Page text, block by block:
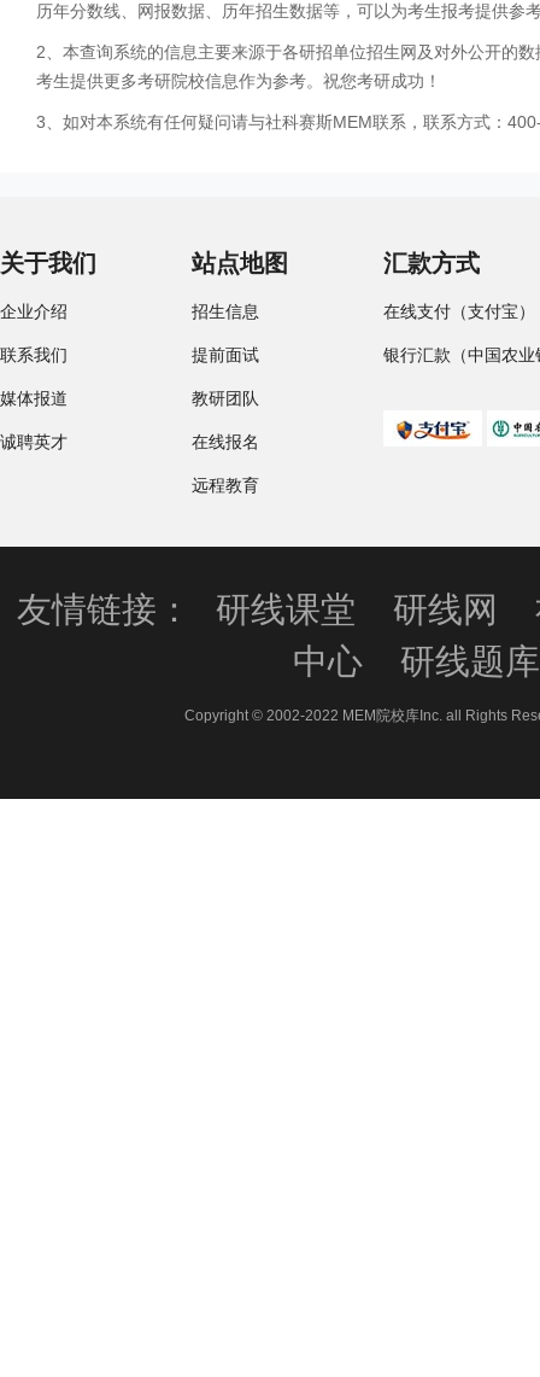
历年分数线、网报数据、历年招生数据等，可以为考生报考提供参
2、本查询系统的信息主要来源于各研招单位招生网及对外公开的
考生提供更多考研院校信息作为参考。祝您考研成功！
3、如对本系统有任何疑问请与社科赛斯MEM联系，联系方式：
关于我们
企业介绍
联系我们
媒体报道
诚聘英才
站点地图
招生信息
提前面试
教研团队
在线报名
远程教育
汇款方式
在线支付（支付宝）
银行汇款（中国农业
友情链接： 研线课堂 研线网
中心
研线题库
Copyright © 2002-2022 MEM院校库Inc. all Rights